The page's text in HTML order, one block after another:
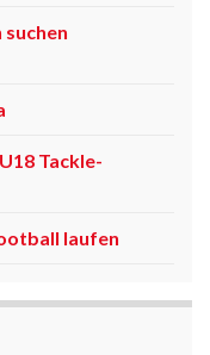
suchen
Tackle-
laufen